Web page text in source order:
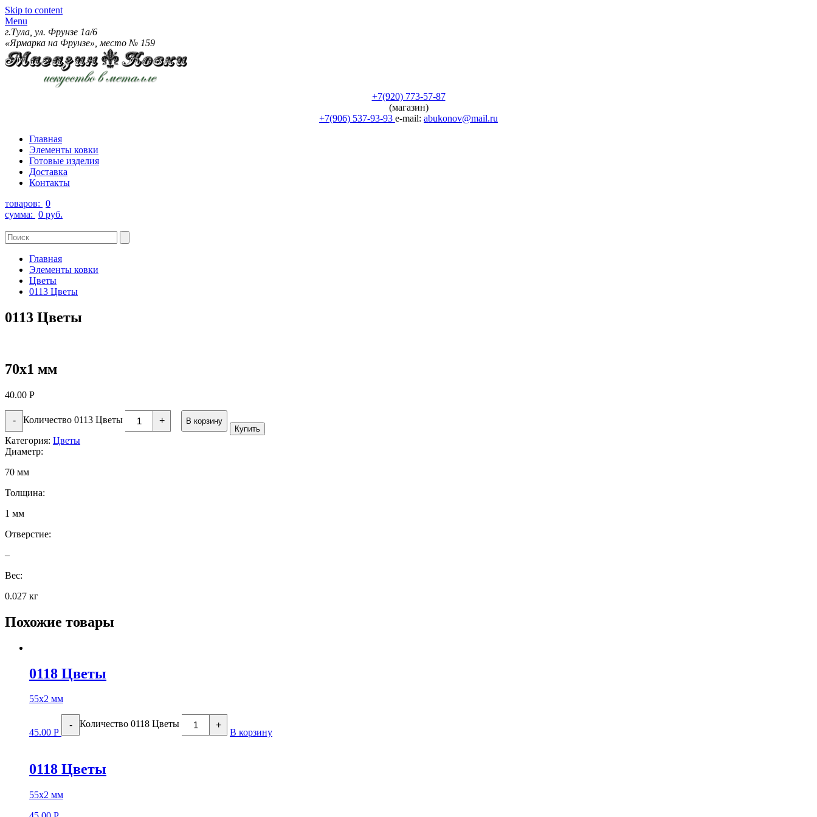
Skip to content
Menu
г.Тула, ул. Фрунзе 1а/6
«Ярмарка на Фрунзе», место № 159
+7(920) 773-57-87
(магазин)
+7(906) 537-93-93 e-mail: abukonov@mail.ru
Главная
Элементы ковки
Готовые изделия
Доставка
Контакты
товаров: 0
сумма: 0 руб.
Главная
Элементы ковки
Цветы
0113 Цветы
0113 Цветы
70х1 мм
40.00 Р
- Количество 0113 Цветы +
В корзину
Купить
Категория: Цветы
Диаметр:
70 мм
Толщина:
1 мм
Отверстие:
–
Вес:
0.027 кг
Похожие товары
0118 Цветы
55х2 мм
45.00 Р
- Количество 0118 Цветы +
В корзину
0118 Цветы
55х2 мм